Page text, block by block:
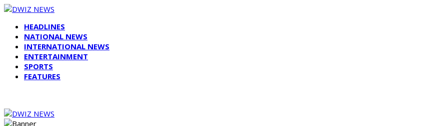
HEADLINES
NATIONAL NEWS
INTERNATIONAL NEWS
ENTERTAINMENT
SPORTS
FEATURES